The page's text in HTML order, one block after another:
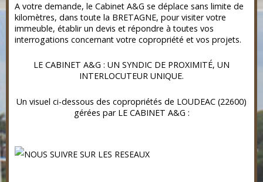
A votre demande, le Cabinet A&G se déplace sans limite de
kilomètres, dans toute la BRETAGNE, pour visiter votre
immeuble, établir un devis et répondre à toutes vos
interrogations concernant votre copropriété et vos projets.
LE CABINET A&G : UN SYNDIC DE PROXIMITÉ, UN
INTERLOCUTEUR UNIQUE.
Un visuel ci-dessous des copropriétés de LOUDEAC (22600)
gérées par LE CABINET A&G :